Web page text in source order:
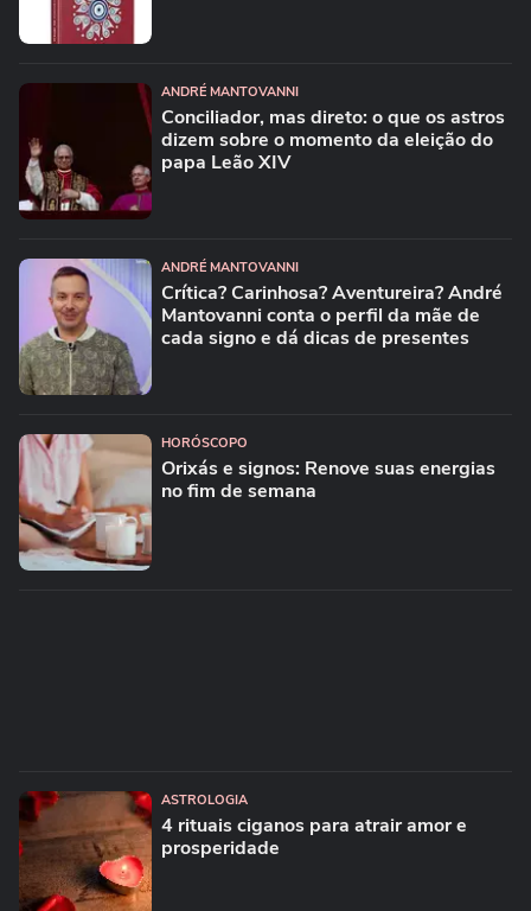
ANDRÉ MANTOVANNI
Conciliador, mas direto: o que os astros
dizem sobre o momento da eleição do
papa Leão XIV
ANDRÉ MANTOVANNI
Crítica? Carinhosa? Aventureira? André
Mantovanni conta o perfil da mãe de
cada signo e dá dicas de presentes
HORÓSCOPO
Orixás e signos: Renove suas energias
no fim de semana
ASTROLOGIA
4 rituais ciganos para atrair amor e
prosperidade